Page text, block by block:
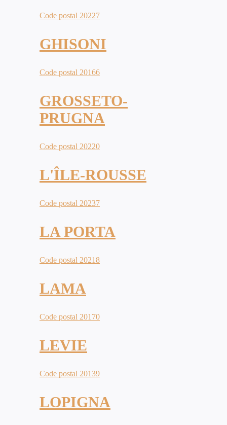
Code postal 20227
GHISONI
Code postal 20166
GROSSETO-
PRUGNA
Code postal 20220
L'ÎLE-ROUSSE
Code postal 20237
LA PORTA
Code postal 20218
LAMA
Code postal 20170
LEVIE
Code postal 20139
LOPIGNA